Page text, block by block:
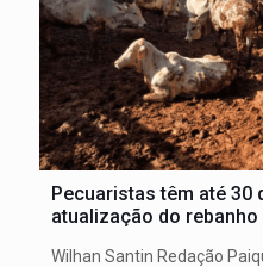
Pecuaristas têm até 30
atualização do rebanho
Wilhan Santin Redação